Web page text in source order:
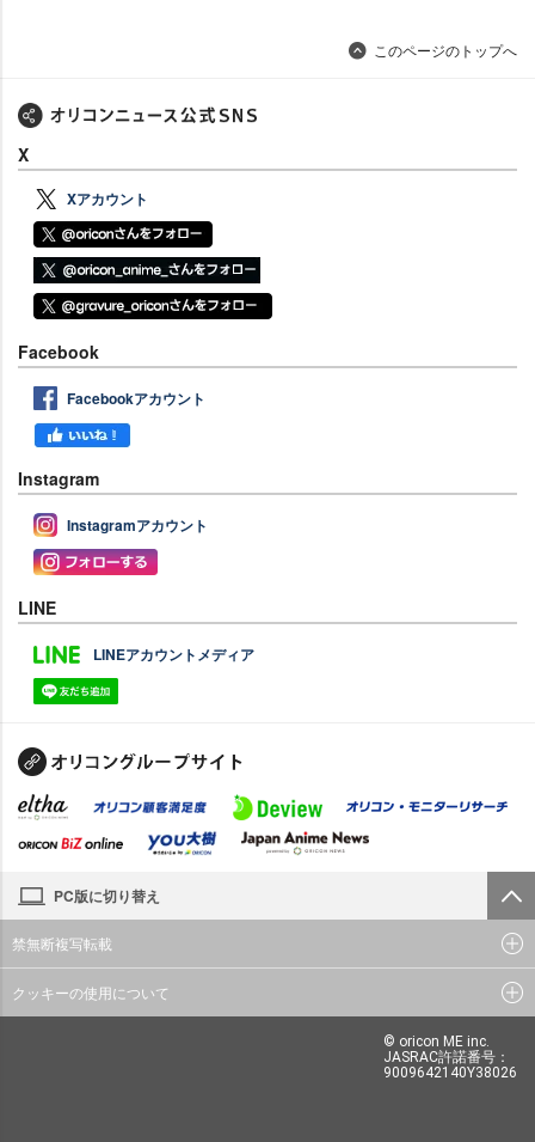
このページのトップへ
X
Xアカウント
Facebook
Facebookアカウント
Instagram
Instagramアカウント
LINE
LINEアカウントメディア
PC版に切り替え
禁無断複写転載
クッキーの使用について
© oricon ME inc.
JASRAC許諾番号：
9009642140Y38026